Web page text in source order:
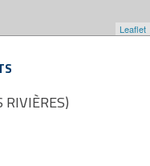
Leaflet
RIVIÈRES)